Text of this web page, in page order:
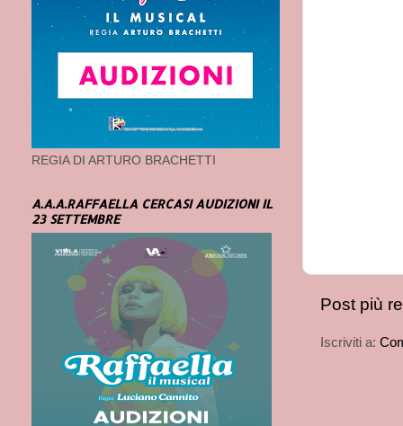
Post più
Iscriviti a:
REGIA DI ARTURO BRACHETTI
A.A.A.RAFFAELLA CERCASI AUDIZIONI IL
23 SETTEMBRE